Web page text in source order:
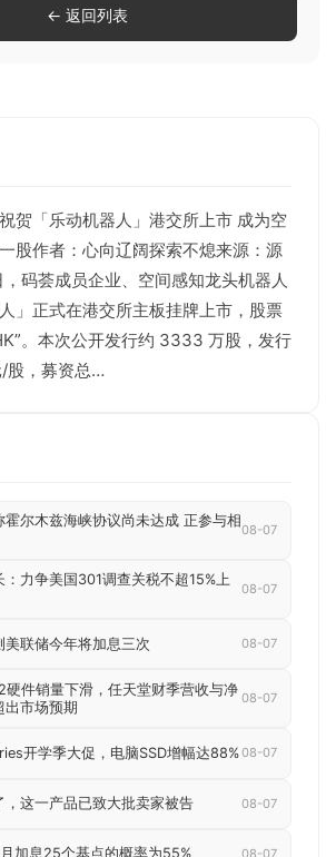
贺「乐动机器人」港交所上市 成为空
股作者：心向辽阔探索不熄来源：源
码荟成员企业、空间感知龙头机器人
」正式在港交所主板挂牌上市，股票
。本次公开发行约 3333 万股，发行
股，募资总…
霍尔木兹海峡协议尚未达成 正参与相
08-07
：力争美国301调查关税不超15%上
08-07
美联储今年将加息三次 08-07
硬件销量下滑，任天堂财季营收与净
出市场预期
08-07
开学季大促，电脑SSD增幅达88%08-07
，这一产品已致大批卖家被告 08-07
加息25个基点的概率为55% 08-07
← 返回列表